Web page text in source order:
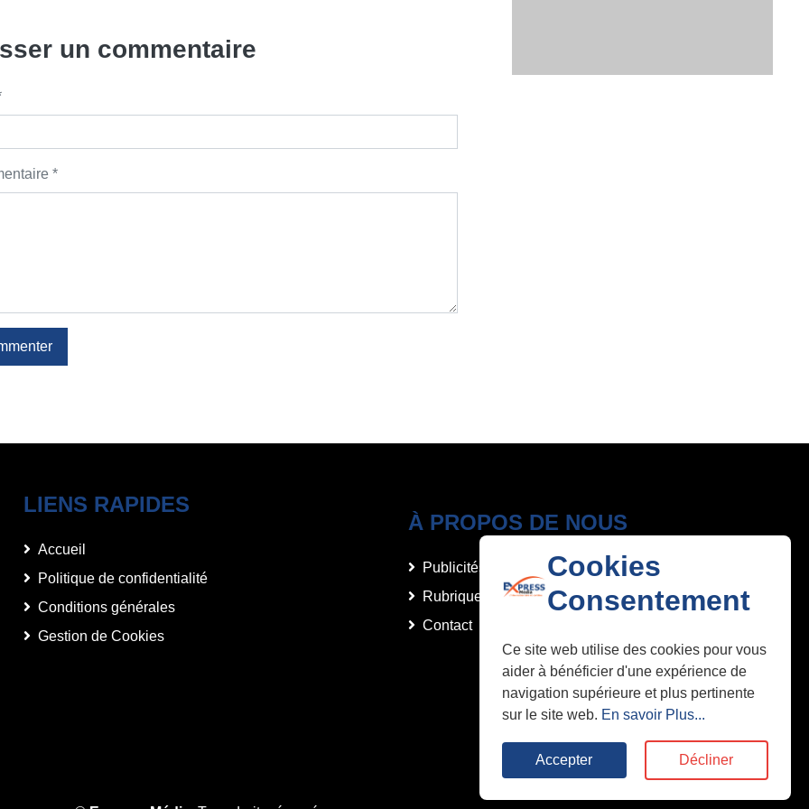
Cookies
Consentement
Ce site web utilise des cookies pour vous
aider à bénéficier d'une expérience de
navigation supérieure et plus pertinente
sur le site web. En savoir Plus...
Accepter Décliner
un commentaire
*
LIENS RAPIDES
Accueil
Politique de confidentialité
Conditions générales
Gestion de Cookies
À PROPOS DE NOUS
Publicités et Annonces
Rubriques
Contact